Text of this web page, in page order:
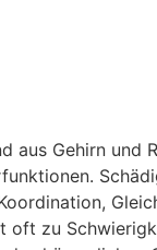
aus Gehirn und
oft zu